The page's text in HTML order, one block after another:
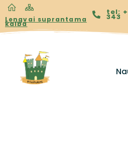
Lengvai suprantama
kalba
tel:
343